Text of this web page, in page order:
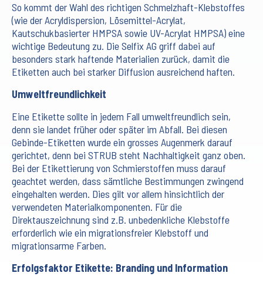
So kommt der Wahl des richtigen Schmelzhaft-Klebstoffes
(wie der Acryldispersion, Lösemittel-Acrylat,
Kautschukbasierter HMPSA sowie UV-Acrylat HMPSA) eine
wichtige Bedeutung zu. Die Selfix AG griff dabei auf
besonders stark haftende Materialien zurück, damit die
Etiketten auch bei starker Diffusion ausreichend haften.
Umweltfreundlichkeit
Eine Etikette sollte in jedem Fall umweltfreundlich sein,
denn sie landet früher oder später im Abfall. Bei diesen
Gebinde-Etiketten wurde ein grosses Augenmerk darauf
gerichtet, denn bei STRUB steht Nachhaltigkeit ganz oben.
Bei der Etikettierung von Schmierstoffen muss darauf
geachtet werden, dass sämtliche Bestimmungen zwingend
eingehalten werden. Dies gilt vor allem hinsichtlich der
verwendeten Materialkomponenten. Für die
Direktauszeichnung sind z.B. unbedenkliche Klebstoffe
erforderlich wie ein migrationsfreier Klebstoff und
migrationsarme Farben.
Erfolgsfaktor Etikette: Branding und Information